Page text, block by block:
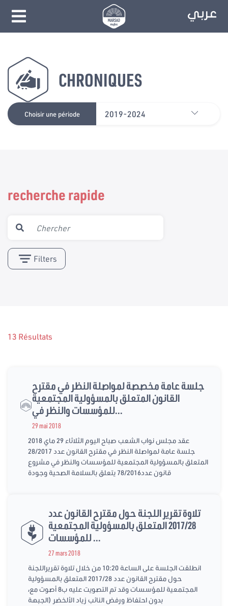
CHRONIQUES
Choisir une période 2019-2024
recherche rapide
Filters
13 Résultats
جلسة عامة مخصصة لمواصلة النظر في مقترح
القانون المتعلق بالمسؤولية المجتمعية
للمؤسسات والنظر في...
29 mai 2018
عقد مجلس نواب الشعب صباح اليوم الثلاثاء 29 ماي 2018
جلسة عامة لمواصلة النظر في مقترح القانون عدد 28/2017
المتعلق بالمسؤولية المجتمعية للمؤسسات والنظر في مشروع
قانون عدد78/2016 يتعلق بالسلامة الصحية وجودة
تلاوة تقرير اللجنة حول مقترح القانون عدد
2017/28 المتعلق بالمسؤولية المجتمعية
للمؤسسات ...
27 mars 2018
انطلقت الجلسة على الساعة 10:20 من خلال تلاوة تقريراللجنة
حول مقترح القانون عدد 2017/28 المتعلق بالمسؤولية
المجتمعية للمؤسسات وقد تم التصويت عليه ب8 أصوت مع،
بدون احتفاظ ورفض النائب زياد الألخضر (الجبهة